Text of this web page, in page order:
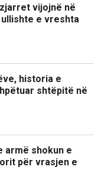
vijojnë në
e vreshta
historia e
shtëpitë në
armë shokun e
për vrasjen e